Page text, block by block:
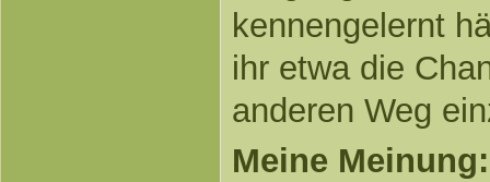
kennengelernt
ihr etwa die
anderen Weg
Meine Meinung: